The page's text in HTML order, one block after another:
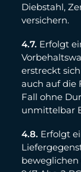
Diebstahl,
versichern.
4.7. Erfolgt
erstreckt
auch auf die
Fall ohne
unmittelbar
4.8. Erfolgt
beweglichen